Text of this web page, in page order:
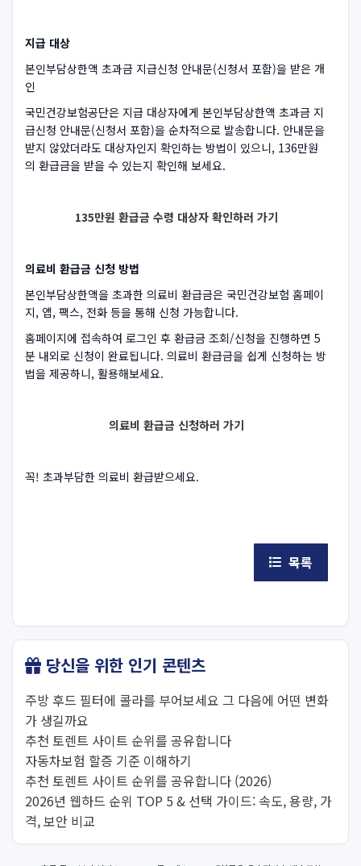
지급 대상
본인부담상한액 초과금 지급신청 안내문(신청서 포함)을 받은 개
인
국민건강보험공단은 지급 대상자에게 본인부담상한액 초과금 지
급신청 안내문(신청서 포함)을 순차적으로 발송합니다. 안내문을
받지 않았더라도 대상자인지 확인하는 방법이 있으니, 136만원
의 환급금을 받을 수 있는지 확인해 보세요.
135만원 환급금 수령 대상자 확인하러 가기
의료비 환급금 신청 방법
본인부담상한액을 초과한 의료비 환급금은 국민건강보험 홈페이
지, 앱, 팩스, 전화 등을 통해 신청 가능합니다.
홈페이지에 접속하여 로그인 후 환급금 조회/신청을 진행하면 5
분 내외로 신청이 완료됩니다. 의료비 환급금을 쉽게 신청하는 방
법을 제공하니, 활용해보세요.
의료비 환급금 신청하러 가기
꼭! 초과부담한 의료비 환급받으세요.
목록
당신을 위한 인기 콘텐츠
주방 후드 필터에 콜라를 부어보세요 그 다음에 어떤 변화
가 생길까요
추천 토렌트 사이트 순위를 공유합니다
자동차보험 할증 기준 이해하기
추천 토렌트 사이트 순위를 공유합니다 (2026)
2026년 웹하드 순위 TOP 5 & 선택 가이드: 속도, 용량, 가
격, 보안 비교